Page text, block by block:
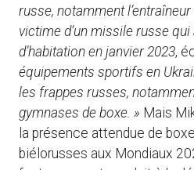
russe, notamment
victime d’un missile russe
d’habitation en janvier 2023,
équipements sportifs en
les frappes russes,
gymnases de boxe. » Mais
la présence attendue de
biélorusses aux Mondiaux